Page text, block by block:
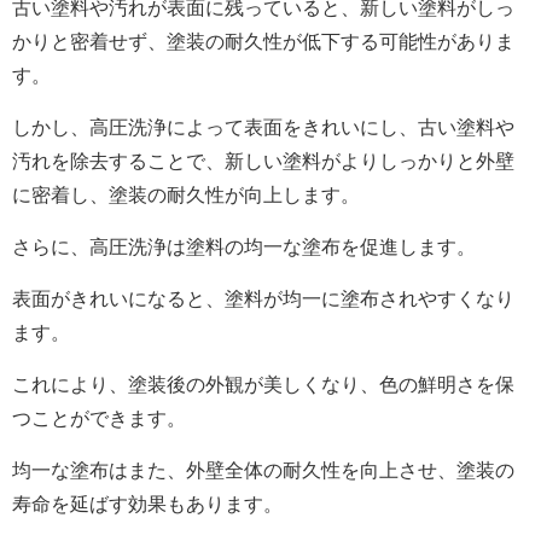
古い塗料や汚れが表面に残っていると、新しい塗料がしっ
かりと密着せず、塗装の耐久性が低下する可能性がありま
す。
しかし、高圧洗浄によって表面をきれいにし、古い塗料や
汚れを除去することで、新しい塗料がよりしっかりと外壁
に密着し、塗装の耐久性が向上します。
さらに、高圧洗浄は塗料の均一な塗布を促進します。
表面がきれいになると、塗料が均一に塗布されやすくなり
ます。
これにより、塗装後の外観が美しくなり、色の鮮明さを保
つことができます。
均一な塗布はまた、外壁全体の耐久性を向上させ、塗装の
寿命を延ばす効果もあります。